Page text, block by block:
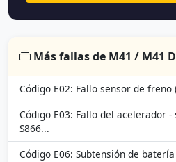
Más fallas de M41 / M41
Código E02: Fallo sensor de freno
Código E03: Fallo del acelerador -
S866...
Código E06: Subtensión de